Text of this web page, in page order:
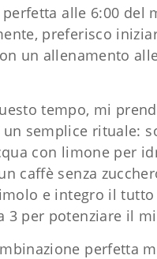
perfetta alle 6:00 del
preferisco
un allenamento
tempo, mi
semplice rituale:
con limone per
caffè senza
e integro il
3 per potenziare il
perfetta